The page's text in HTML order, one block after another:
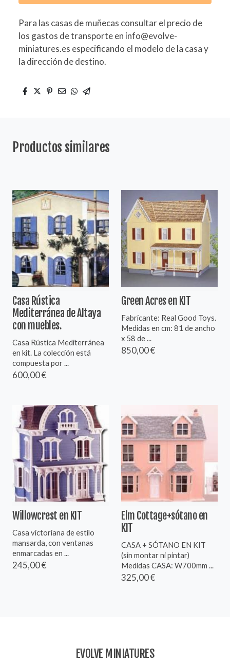
Para las casas de muñecas consultar el precio de
los gastos de transporte en info@evolve-
miniatures.es especificando el modelo de la casa y
la dirección de destino.
Productos similares
Casa Rústica
Mediterránea de Altaya
con muebles.
Casa Rústica Mediterránea
en kit. La colección está
compuesta por ...
600,00 €
Green Acres en KIT
Fabricante: Real Good Toys.
Medidas en cm: 81 de ancho
x 58 de ...
850,00 €
Willowcrest en KIT
Casa victoriana de estilo
mansarda, con ventanas
enmarcadas en ...
245,00 €
Elm Cottage+sótano en
KIT
CASA + SÓTANO EN KIT
(sin montar ni pintar)
Medidas CASA: W700mm ...
325,00 €
EVOLVE MINIATURES